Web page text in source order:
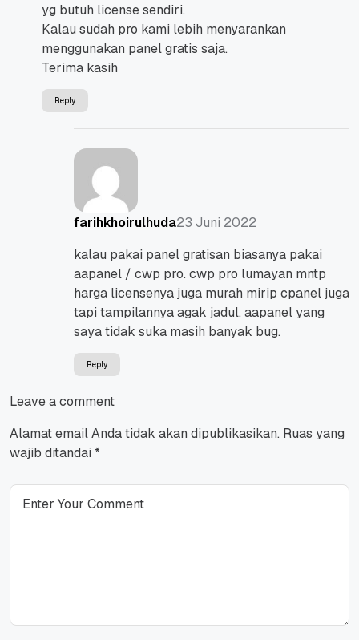
yg butuh license sendiri.
Kalau sudah pro kami lebih menyarankan
menggunakan panel gratis saja.
Terima kasih
Reply
farihkhoirulhuda23 Juni 2022
kalau pakai panel gratisan biasanya pakai
aapanel / cwp pro. cwp pro lumayan mntp
harga licensenya juga murah mirip cpanel juga
tapi tampilannya agak jadul. aapanel yang
saya tidak suka masih banyak bug.
Reply
Leave a comment
Alamat email Anda tidak akan dipublikasikan. Ruas yang
wajib ditandai *